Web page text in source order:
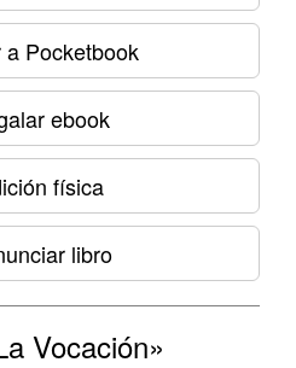
Pocketbook
ebook
física
libro
Vocación»